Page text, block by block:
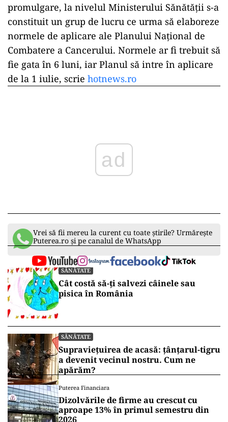
promulgare, la nivelul Ministerului Sănătății s-a
constituit un grup de lucru ce urma să elaboreze
normele de aplicare ale Planului Național de
Combatere a Cancerului. Normele ar fi trebuit să
fie gata în 6 luni, iar Planul să intre în aplicare
de la 1 iulie, scrie hotnews.ro
ad
Vrei să fii mereu la curent cu toate știrile? Urmărește
Puterea.ro și pe canalul de WhatsApp
SĂNĂTATE
Cât costă să-ți salvezi câinele sau
pisica în România
SĂNĂTATE
Supraviețuirea de acasă: țânțarul-tigru
a devenit vecinul nostru. Cum ne
apărăm?
Puterea Financiara
Dizolvările de firme au crescut cu
aproape 13% în primul semestru din
2026